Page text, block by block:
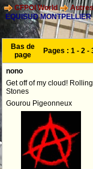
CFPOI World
EQUISUD MONTPELLIER
Bas de
page
Pages : 1 - 2 -
nono
Get off of my cloud! Rolling
Stones
Gourou Pigeonneux